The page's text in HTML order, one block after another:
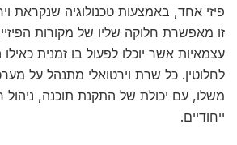
פיזי אחד, באמצעות טכנולוגיה שנקראת
זו מאפשרת חלוקה שליו של מקורות
עצמאיות אשר יוכלו לפעול בו זמנית
לחלוטין. כל שרת וירטואלי מתנהל על
משלו, עם יכולת של התקנת תוכנה, ניהול
ייחודיים.